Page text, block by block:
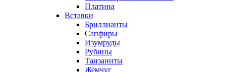
Платина
Вставки
Бриллианты
Сапфиры
Изумруды
Рубины
Танзаниты
Жемчуг